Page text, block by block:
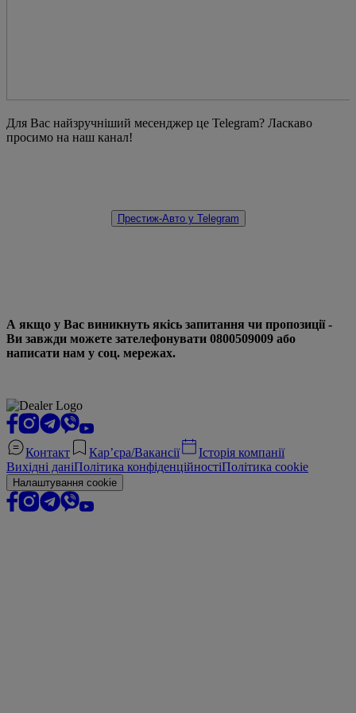
Для Вас найзручніший месенджер це Telegram? Ласкаво
просимо на наш канал!
Престиж-Авто у Telegram
А якщо у Вас виникнуть якісь запитання чи пропозиції -
Ви завжди можете зателефонувати 0800509009 або
написати нам у соц. мережах.
Контакт Кар’єра/Вакансії
Історія компанії
Вихідні даніПолітика конфіденційностіПолітика cookie
Налаштування cookie